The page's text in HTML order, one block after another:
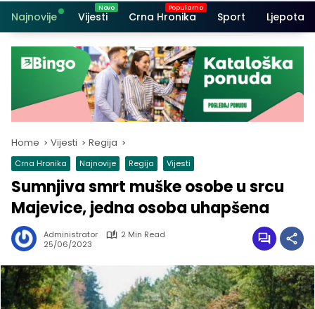
Najnovije Vijesti Crna Hronika Sport Ljepota i
Home Vijesti Regija
Crna Hronika Najnovije Regija Vijesti
Sumnjiva smrt muške osobe u srcu
Majevice, jedna osoba uhapšena
Administrator
2 Min Read
25/06/2023